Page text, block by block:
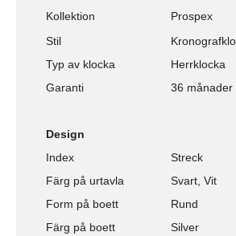
Kollektion
Prospex
Stil
Typ av klocka
Herrklocka
Garanti
36 månader
Design
Index
Streck
Färg på urtavla
Svart, Vit
Form på boett
Rund
Färg på boett
Silver